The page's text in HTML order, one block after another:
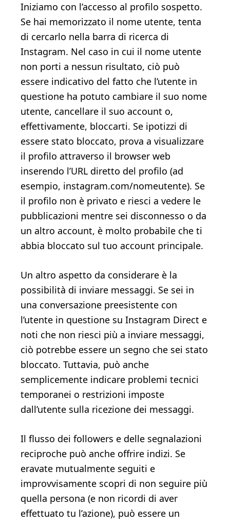
Iniziamo con l’accesso al profilo sospetto.
Se hai memorizzato il nome utente, tenta
di cercarlo nella barra di ricerca di
Instagram. Nel caso in cui il nome utente
non porti a nessun risultato, ciò può
essere indicativo del fatto che l’utente in
questione ha potuto cambiare il suo nome
utente, cancellare il suo account o,
effettivamente, bloccarti. Se ipotizzi di
essere stato bloccato, prova a visualizzare
il profilo attraverso il browser web
inserendo l’URL diretto del profilo (ad
esempio, instagram.com/nomeutente). Se
il profilo non è privato e riesci a vedere le
pubblicazioni mentre sei disconnesso o da
un altro account, è molto probabile che ti
abbia bloccato sul tuo account principale.
Un altro aspetto da considerare è la
possibilità di inviare messaggi. Se sei in
una conversazione preesistente con
l’utente in questione su Instagram Direct e
noti che non riesci più a inviare messaggi,
ciò potrebbe essere un segno che sei stato
bloccato. Tuttavia, può anche
semplicemente indicare problemi tecnici
temporanei o restrizioni imposte
dall’utente sulla ricezione dei messaggi.
Il flusso dei followers e delle segnalazioni
reciproche può anche offrire indizi. Se
eravate mutualmente seguiti e
improvvisamente scopri di non seguire più
quella persona (e non ricordi di aver
effettuato tu l’azione), può essere un